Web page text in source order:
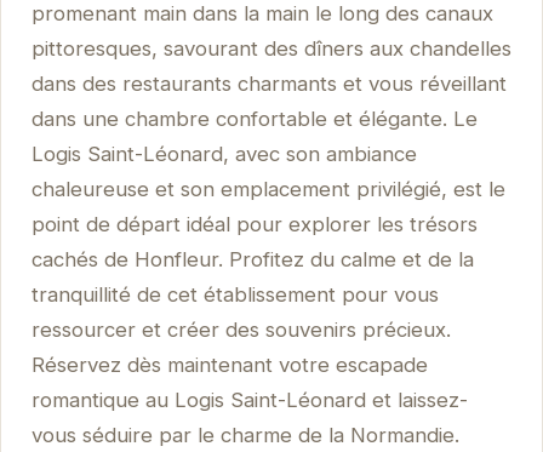
promenant main dans la main le long des canaux
pittoresques, savourant des dîners aux chandelles
dans des restaurants charmants et vous réveillant
dans une chambre confortable et élégante. Le
Logis Saint-Léonard, avec son ambiance
chaleureuse et son emplacement privilégié, est le
point de départ idéal pour explorer les trésors
cachés de Honfleur. Profitez du calme et de la
tranquillité de cet établissement pour vous
ressourcer et créer des souvenirs précieux.
Réservez dès maintenant votre escapade
romantique au Logis Saint-Léonard et laissez-
vous séduire par le charme de la Normandie.